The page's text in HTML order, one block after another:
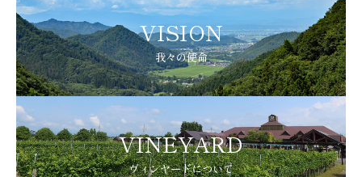
VISION
我々の使命
VINEYARD
ヴィンヤードについて